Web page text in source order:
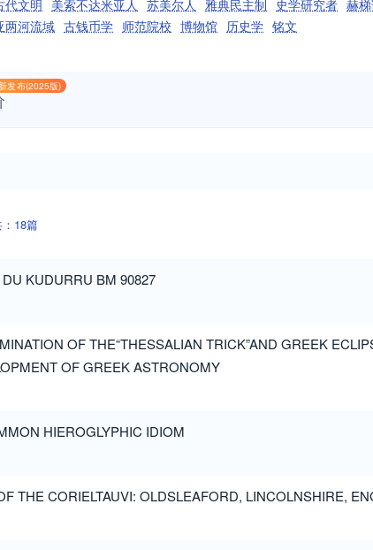
代文明 美索不达米亚人 苏美尔人 雅典民主制 史学研究者 赫
两河流域 古钱币学 师范院校 博物馆 历史学 铭文
发布(2025版)
18篇
KUDURRU BM 90827
OF THE“THESSALIAN TRICK”AND GREEK
OF GREEK ASTRONOMY
HIEROGLYPHIC IDIOM
THE CORIELTAUVI: OLDSLEAFORD, LINCOLNSHIRE,